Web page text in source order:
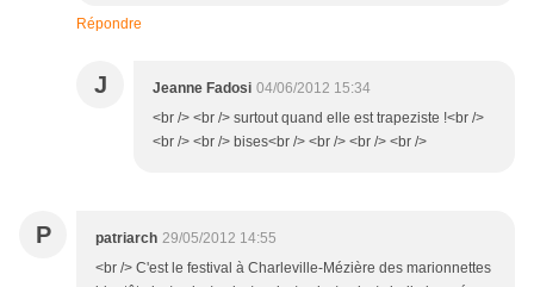
Répondre
J Jeanne Fadosi 04/06/2012 15:34
<br /> <br /> surtout quand elle est trapeziste !<br />
<br /> <br /> bises<br /> <br /> <br /> <br />
P patriarch 29/05/2012 14:55
<br /> C'est le festival à Charleville-Mézière des marionnettes